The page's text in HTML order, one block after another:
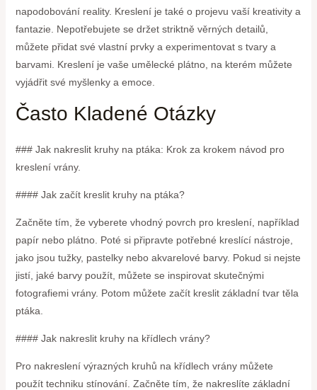
napodobování reality. Kreslení je také o projevu vaší kreativity a
fantazie. Nepotřebujete se držet striktně věrných detailů,
můžete přidat své vlastní prvky a experimentovat s tvary a
barvami. Kreslení je vaše umělecké plátno, na kterém můžete
vyjádřit své myšlenky a emoce.
Často Kladené Otázky
### Jak nakreslit kruhy na ptáka: Krok za krokem návod pro
kreslení vrány.
#### Jak začít kreslit kruhy na ptáka?
Začněte tím, že vyberete vhodný povrch pro kreslení, například
papír nebo plátno. Poté si připravte potřebné kreslící nástroje,
jako jsou tužky, pastelky nebo akvarelové barvy. Pokud si nejste
jistí, jaké barvy použít, můžete se inspirovat skutečnými
fotografiemi vrány. Potom můžete začít kreslit základní tvar těla
ptáka.
#### Jak nakreslit kruhy na křídlech vrány?
Pro nakreslení výrazných kruhů na křídlech vrány můžete
použít techniku stínování. Začněte tím, že nakreslíte základní